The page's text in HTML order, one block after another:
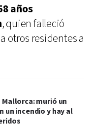
años
, quien falleció
otros residentes a
Mallorca: murió un
un incendio y hay al